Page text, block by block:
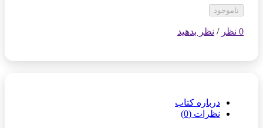
ناموجود
0 نظر / نظر بدهید
درباره کتاب
نظرات (0)